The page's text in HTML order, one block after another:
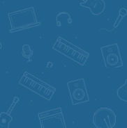
احمد نوریان
ارسی بند